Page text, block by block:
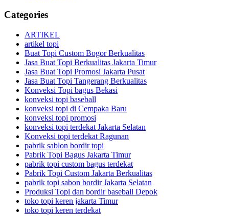
Categories
ARTIKEL
artikel topi
Buat Topi Custom Bogor Berkualitas
Jasa Buat Topi Berkualitas Jakarta Timur
Jasa Buat Topi Promosi Jakarta Pusat
Jasa Buat Topi Tangerang Berkualitas
Konveksi Topi bagus Bekasi
konveksi topi baseball
konveksi topi di Cempaka Baru
konveksi topi promosi
konveksi topi terdekat Jakarta Selatan
Konveksi topi terdekat Ragunan
pabrik sablon bordir topi
Pabrik Topi Bagus Jakarta Timur
pabrik topi custom bagus terdekat
Pabrik Topi Custom Jakarta Berkualitas
pabrik topi sabon bordir Jakarta Selatan
Produksi Topi dan bordir baseball Depok
toko topi keren jakarta Timur
toko topi keren terdekat